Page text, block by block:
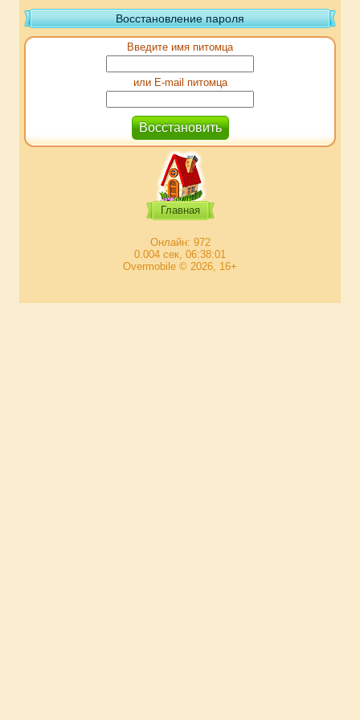
Восстановление пароля
Введите имя питомца
или E-mail питомца
Главная
Онлайн: 972
0.004 сек, 06:38:01
Overmobile © 2026, 16+